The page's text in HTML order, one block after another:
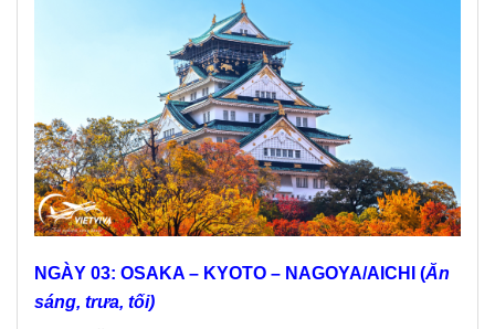
NGÀY 03: OSAKA – KYOTO – NAGOYA/AICHI (Ăn
sáng, trưa, tối)